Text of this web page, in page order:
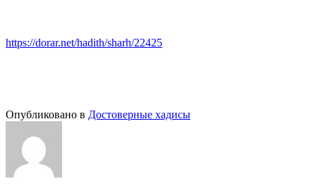
https://dorar.net/hadith/sharh/22425
Опубликовано в Достоверные хадисы